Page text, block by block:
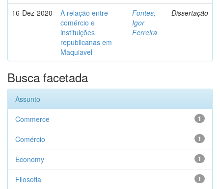
16-Dez-2020
A relação entre
comércio e
instituições
republicanas em
Maquiavel
Fontes,
Igor
Ferreira
Dissertação
Busca facetada
Assunto
1
Commerce
1
Comércio
1
Economy
1
Filosofia